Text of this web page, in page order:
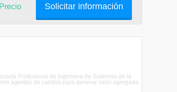
Solicitar información
Profesional de Ingeniera de Sistemas de la
agentes de cambio para generar valor agregado